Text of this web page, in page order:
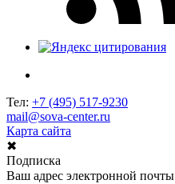
Тел: +7 (495) 517-9230
mail@sova-center.ru
Карта сайта
✖
Подписка
Ваш адрес электронной почты